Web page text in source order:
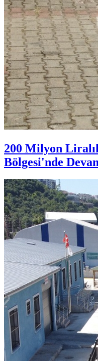
200 Milyon
Bölgesi'nde